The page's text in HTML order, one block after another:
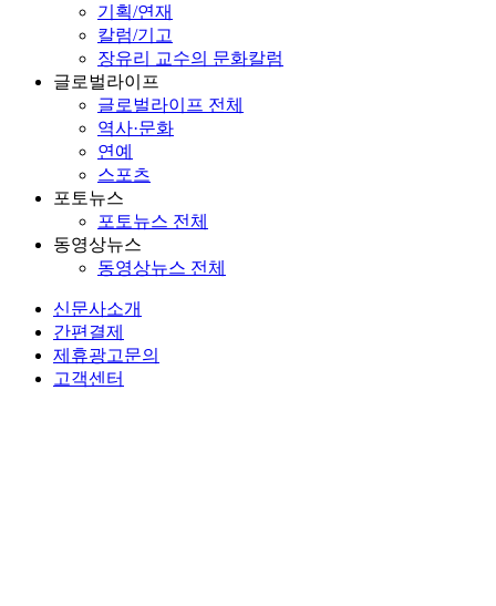
기획/연재
칼럼/기고
장유리 교수의 문화칼럼
글로벌라이프
글로벌라이프 전체
역사·문화
연예
스포츠
포토뉴스
포토뉴스 전체
동영상뉴스
동영상뉴스 전체
신문사소개
간편결제
제휴광고문의
고객센터